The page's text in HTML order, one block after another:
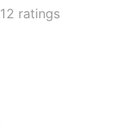
12 ratings